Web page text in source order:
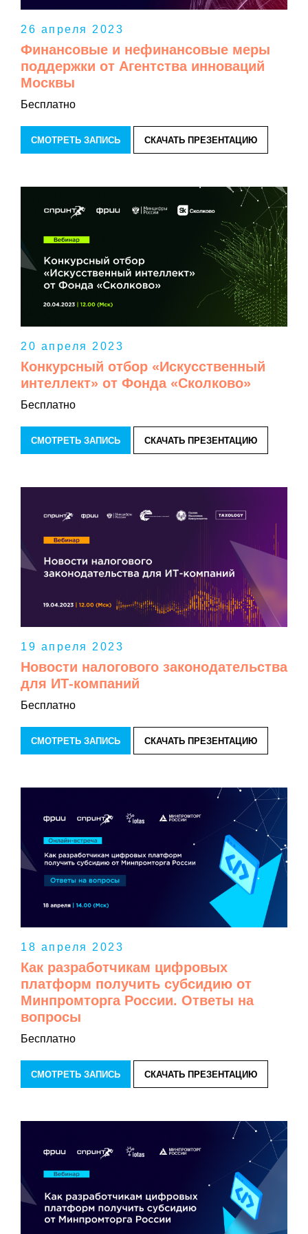
26 апреля 2023
Финансовые и нефинансовые меры
поддержки от Агентства инноваций
Москвы
Бесплатно
СМОТРЕТЬ ЗАПИСЬ СКАЧАТЬ ПРЕЗЕНТАЦИЮ
20 апреля 2023
Конкурсный отбор «Искусственный
интеллект» от Фонда «Сколково»
Бесплатно
СМОТРЕТЬ ЗАПИСЬ СКАЧАТЬ ПРЕЗЕНТАЦИЮ
19 апреля 2023
Новости налогового законодательства
для ИТ-компаний
Бесплатно
СМОТРЕТЬ ЗАПИСЬ СКАЧАТЬ ПРЕЗЕНТАЦИЮ
18 апреля 2023
Как разработчикам цифровых
платформ получить субсидию от
Минпромторга России. Ответы на
вопросы
Бесплатно
СМОТРЕТЬ ЗАПИСЬ СКАЧАТЬ ПРЕЗЕНТАЦИЮ